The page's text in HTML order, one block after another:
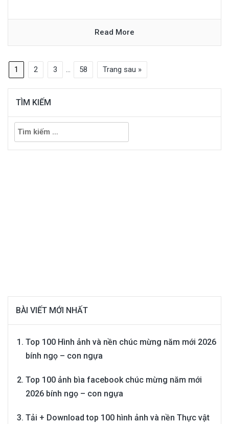
Read More
1 2 3 … 58 Trang sau »
TÌM KIẾM
Tìm
kiếm
cho:
BÀI VIẾT MỚI NHẤT
Top 100 Hình ảnh và nền chúc mừng năm mới 2026
bính ngọ – con ngựa
Top 100 ảnh bìa facebook chúc mừng năm mới
2026 bính ngọ – con ngựa
Tải + Download top 100 hình ảnh và nền Thực vật